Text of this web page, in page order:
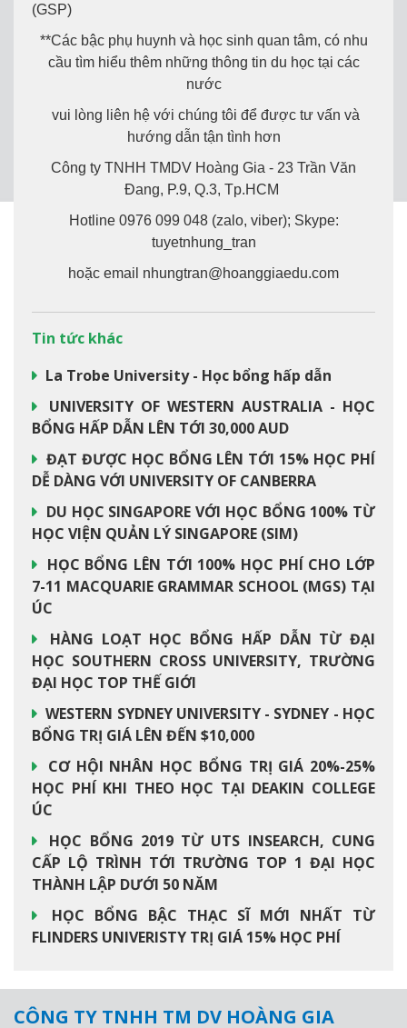
(GSP)
**Các bậc phụ huynh và học sinh quan tâm, có nhu
cầu tìm hiểu thêm những thông tin du học tại các
nước
vui lòng liên hệ với chúng tôi để được tư vấn và
hướng dẫn tận tình hơn
Công ty TNHH TMDV Hoàng Gia - 23 Trần Văn
Đang, P.9, Q.3, Tp.HCM
Hotline 0976 099 048 (zalo, viber); Skype:
tuyetnhung_tran
hoặc email nhungtran@hoanggiaedu.com
Tin tức khác
La Trobe University - Học bổng hấp dẫn
UNIVERSITY OF WESTERN AUSTRALIA - HỌC
BỔNG HẤP DẪN LÊN TỚI 30,000 AUD
ĐẠT ĐƯỢC HỌC BỔNG LÊN TỚI 15% HỌC PHÍ
DỄ DÀNG VỚI UNIVERSITY OF CANBERRA
DU HỌC SINGAPORE VỚI HỌC BỔNG 100% TỪ
HỌC VIỆN QUẢN LÝ SINGAPORE (SIM)
HỌC BỔNG LÊN TỚI 100% HỌC PHÍ CHO LỚP
7-11 MACQUARIE GRAMMAR SCHOOL (MGS) TẠI
ÚC
HÀNG LOẠT HỌC BỔNG HẤP DẪN TỪ ĐẠI
HỌC SOUTHERN CROSS UNIVERSITY, TRƯỜNG
ĐẠI HỌC TOP THẾ GIỚI
WESTERN SYDNEY UNIVERSITY - SYDNEY - HỌC
BỔNG TRỊ GIÁ LÊN ĐẾN $10,000
CƠ HỘI NHÂN HỌC BỔNG TRỊ GIÁ 20%-25%
HỌC PHÍ KHI THEO HỌC TẠI DEAKIN COLLEGE
ÚC
HỌC BỔNG 2019 TỪ UTS INSEARCH, CUNG
CẤP LỘ TRÌNH TỚI TRƯỜNG TOP 1 ĐẠI HỌC
THÀNH LẬP DƯỚI 50 NĂM
HỌC BỔNG BẬC THẠC SĨ MỚI NHẤT TỪ
FLINDERS UNIVERISTY TRỊ GIÁ 15% HỌC PHÍ
CÔNG TY TNHH TM DV HOÀNG GIA